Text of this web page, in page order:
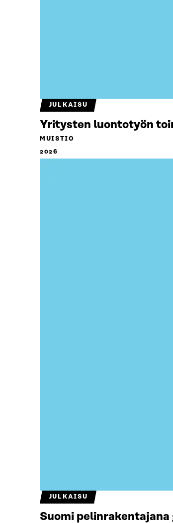
JULKAISU
Yritysten luontotyön
MUISTIO
2026
JULKAISU
Suomi pelinrakentajana